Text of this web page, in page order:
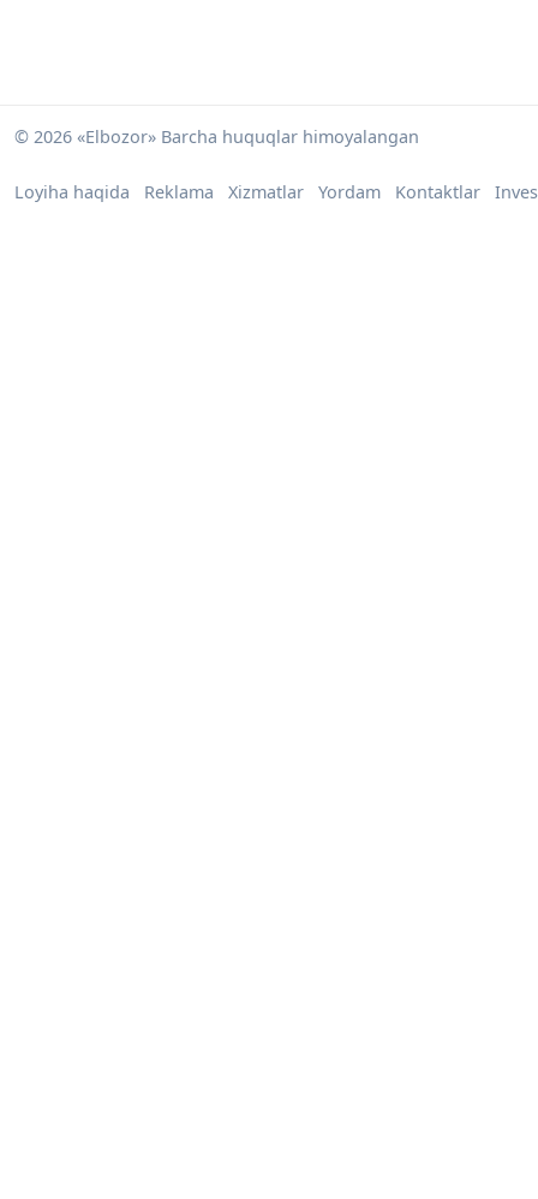
© 2026 «Elbozor» Barcha huquqlar himoyalangan
Loyiha haqida Reklama Xizmatlar Yordam Kontaktlar